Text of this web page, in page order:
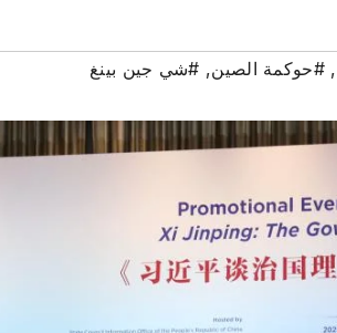
, #حوكمة الصين, #شي جين بينغ